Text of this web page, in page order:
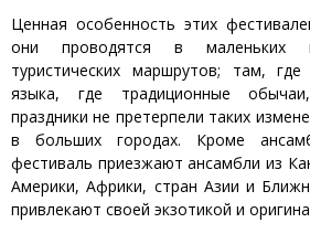
Ценная особенность этих
они проводятся в маленьких
туристических маршрутов; там,
языка, где традиционные
праздники не претерпели таких
в больших городах. Кроме
фестиваль приезжают ансамбли из
Америки, Африки, стран Азии и
привлекают своей экзотикой и